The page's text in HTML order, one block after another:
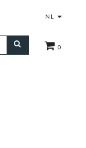
NL
0